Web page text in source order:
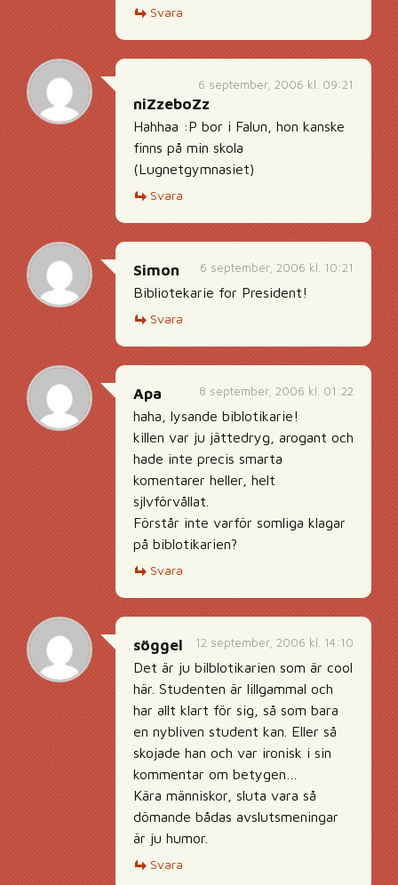
Svara
6 september, 2006 kl. 09:21
niZzeboZz
Hahhaa :P bor i Falun, hon kanske
finns på min skola
(Lugnetgymnasiet)
Svara
6 september, 2006 kl. 10:21
Simon
Bibliotekarie for President!
Svara
8 september, 2006 kl. 01:22
Apa
haha, lysande biblotikarie!
killen var ju jättedryg, arogant och
hade inte precis smarta
komentarer heller, helt
sjlvförvållat.
Förstår inte varför somliga klagar
på biblotikarien?
Svara
12 september, 2006 kl. 14:10
söggel
Det är ju bilblotikarien som är cool
här. Studenten är lillgammal och
har allt klart för sig, så som bara
en nybliven student kan. Eller så
skojade han och var ironisk i sin
kommentar om betygen…
Kära människor, sluta vara så
dömande bådas avslutsmeningar
är ju humor.
Svara